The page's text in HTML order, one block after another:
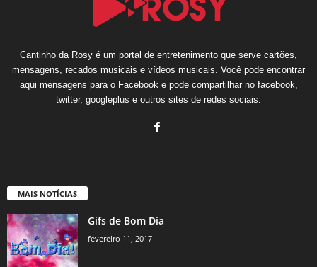
Cantinho da Rosy é um portal de entretenimento que serve cartões,
mensagens, recados musicais e vídeos musicais. Você pode encontrar
aqui mensagens para o Facebook e pode compartilhar no facebook,
twitter, googleplus e outros sites de redes sociais.
MAIS NOTÍCIAS
Gifs de Bom Dia
fevereiro 11, 2017